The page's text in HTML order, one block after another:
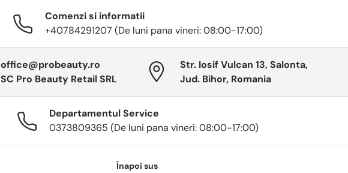
Comenzi si informatii
+40784291207 (De luni pana vineri: 08:00-17:00)
office@probeauty.ro
SC Pro Beauty Retail SRL
Str. Iosif Vulcan 13, Salonta,
Jud. Bihor, Romania
Departamentul Service
0373809365 (De luni pana vineri: 08:00-17:00)
Înapoi sus